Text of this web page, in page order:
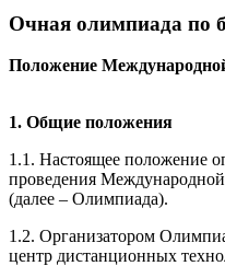
Очная олимпиада по
Положение
1. Общие положения
1.1. Настоящее положение
проведения
(далее – Олимпиада).
1.2. Организатором